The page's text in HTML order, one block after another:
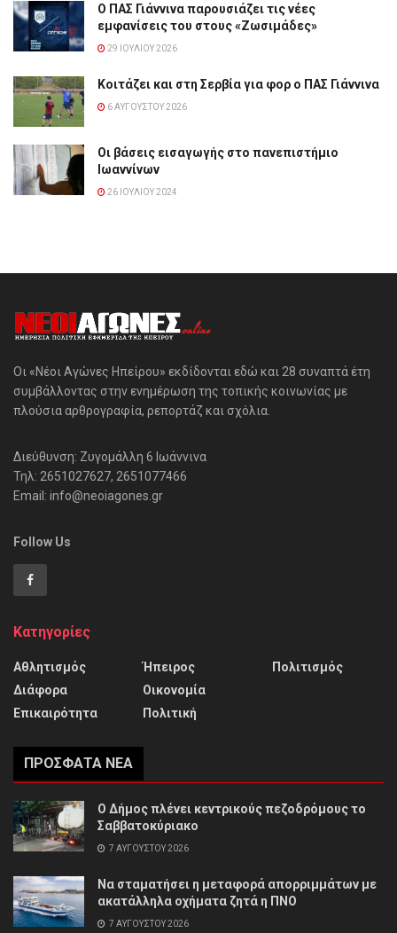
Ο ΠΑΣ Γιάννινα παρουσιάζει τις νέες
εμφανίσεις του στους «Ζωσιμάδες»
29 ΙΟΥΛΊΟΥ 2026
Κοιτάζει και στη Σερβία για φορ ο ΠΑΣ Γιάννινα
6 ΑΥΓΟΎΣΤΟΥ 2026
Οι βάσεις εισαγωγής στο πανεπιστήμιο
Ιωαννίνων
26 ΙΟΥΛΊΟΥ 2024
Οι «Νέοι Αγώνες Ηπείρου» εκδίδονται εδώ και 28 συναπτά έτη
συμβάλλοντας στην ενημέρωση της τοπικής κοινωνίας με
πλούσια αρθρογραφία, ρεπορτάζ και σχόλια.
Διεύθυνση: Ζυγομάλλη 6 Ιωάννινα
Τηλ: 2651027627, 2651077466
Email: info@neoiagones.gr
Follow Us
Κατηγορίες
Αθλητισμός
Διάφορα
Επικαιρότητα
Ήπειρος
Οικονομία
Πολιτική
Πολιτισμός
ΠΡΌΣΦΑΤΑ ΝΈΑ
Ο Δήμος πλένει κεντρικούς πεζοδρόμους το
Σαββατοκύριακο
7 ΑΥΓΟΎΣΤΟΥ 2026
Να σταματήσει η μεταφορά απορριμμάτων με
ακατάλληλα οχήματα ζητά η ΠΝΟ
7 ΑΥΓΟΎΣΤΟΥ 2026